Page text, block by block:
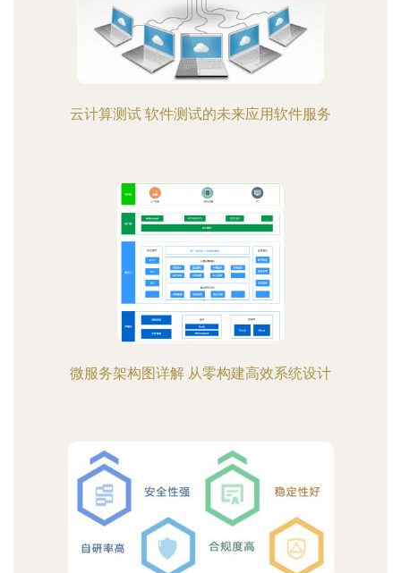
云计算测试 软件测试的未来应用软件服务
微服务架构图详解 从零构建高效系统设计